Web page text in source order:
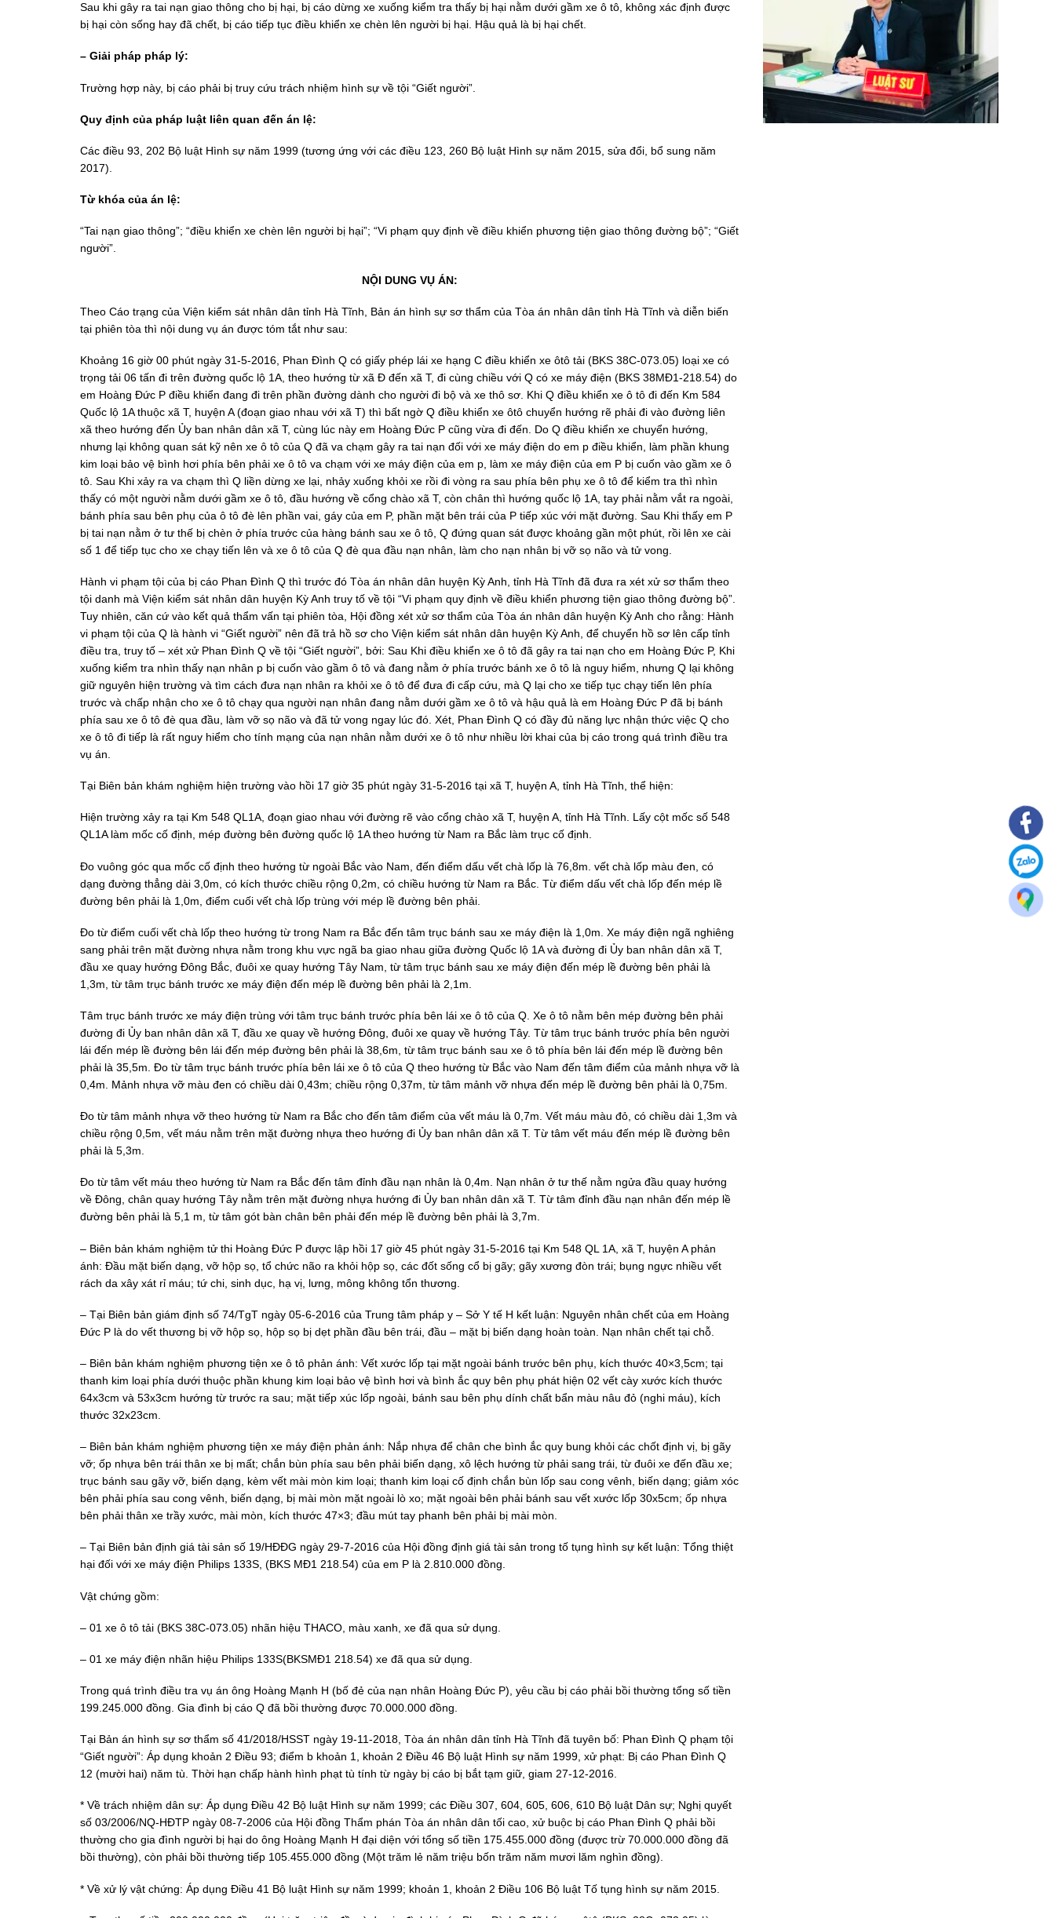
Sau khi gây ra tai nạn giao thông cho bị hại, bị cáo dừng xe xuống kiểm tra thấy bị hại nằm dưới gầm xe ô tô, không xác định được
bị hại còn sống hay đã chết, bị cáo tiếp tục điều khiển xe chèn lên người bị hại. Hậu quả là bị hại chết.
– Giải pháp pháp lý:
Trường hợp này, bị cáo phải bị truy cứu trách nhiệm hình sự về tội “Giết người”.
Quy định của pháp luật liên quan đến án lệ:
Các điều 93, 202 Bộ luật Hình sự năm 1999 (tương ứng với các điều 123, 260 Bộ luật Hình sự năm 2015, sửa đổi, bổ sung năm
2017).
Từ khóa của án lệ:
“Tai nạn giao thông”; “điều khiển xe chèn lên người bị hại”; “Vi phạm quy định về điều khiển phương tiện giao thông đường bộ”; “Giết
người”.
NỘI DUNG VỤ ÁN:
Theo Cáo trạng của Viện kiểm sát nhân dân tỉnh Hà Tĩnh, Bản án hình sự sơ thẩm của Tòa án nhân dân tỉnh Hà Tĩnh và diễn biến
tại phiên tòa thì nội dung vụ án được tóm tắt như sau:
Khoảng 16 giờ 00 phút ngày 31-5-2016, Phan Đình Q có giấy phép lái xe hạng C điều khiển xe ôtô tải (BKS 38C-073.05) loại xe có
trọng tải 06 tấn đi trên đường quốc lộ 1A, theo hướng từ xã Đ đến xã T, đi cùng chiều với Q có xe máy điện (BKS 38MĐ1-218.54) do
em Hoàng Đức P điều khiển đang đi trên phần đường dành cho người đi bộ và xe thô sơ. Khi Q điều khiển xe ô tô đi đến Km 584
Quốc lộ 1A thuộc xã T, huyện A (đoạn giao nhau với xã T) thì bất ngờ Q điều khiển xe ôtô chuyển hướng rẽ phải đi vào đường liên
xã theo hướng đến Ủy ban nhân dân xã T, cùng lúc này em Hoàng Đức P cũng vừa đi đến. Do Q điều khiển xe chuyển hướng,
nhưng lại không quan sát kỹ nên xe ô tô của Q đã va chạm gây ra tai nạn đối với xe máy điện do em p điều khiển, làm phần khung
kim loại bảo vệ bình hơi phía bên phải xe ô tô va chạm với xe máy điện của em p, làm xe máy điện của em P bị cuốn vào gầm xe ô
tô. Sau Khi xảy ra va chạm thì Q liền dừng xe lại, nhảy xuống khỏi xe rồi đi vòng ra sau phía bên phụ xe ô tô để kiểm tra thì nhìn
thấy có một người nằm dưới gầm xe ô tô, đầu hướng về cổng chào xã T, còn chân thì hướng quốc lộ 1A, tay phải nằm vắt ra ngoài,
bánh phía sau bên phụ của ô tô đè lên phần vai, gáy của em P, phần mặt bên trái của P tiếp xúc với mặt đường. Sau Khi thấy em P
bị tai nạn nằm ở tư thế bị chèn ở phía trước của hàng bánh sau xe ô tô, Q đứng quan sát được khoảng gần một phút, rồi lên xe cài
số 1 để tiếp tục cho xe chạy tiến lên và xe ô tô của Q đè qua đầu nạn nhân, làm cho nạn nhân bị vỡ sọ não và tử vong.
Hành vi phạm tội của bị cáo Phan Đình Q thì trước đó Tòa án nhân dân huyện Kỳ Anh, tỉnh Hà Tĩnh đã đưa ra xét xử sơ thẩm theo
tội danh mà Viện kiểm sát nhân dân huyện Kỳ Anh truy tố về tội “Vi phạm quy định về điều khiển phương tiện giao thông đường bộ”.
Tuy nhiên, căn cứ vào kết quả thẩm vấn tại phiên tòa, Hội đồng xét xử sơ thẩm của Tòa án nhân dân huyện Kỳ Anh cho rằng: Hành
vi phạm tội của Q là hành vi “Giết người” nên đã trả hồ sơ cho Viện kiểm sát nhân dân huyện Kỳ Anh, để chuyển hồ sơ lên cấp tỉnh
điều tra, truy tố – xét xử Phan Đình Q về tội “Giết người”, bởi: Sau Khi điều khiển xe ô tô đã gây ra tai nạn cho em Hoàng Đức P, Khi
xuống kiểm tra nhìn thấy nạn nhân p bị cuốn vào gầm ô tô và đang nằm ở phía trước bánh xe ô tô là nguy hiểm, nhưng Q lại không
giữ nguyên hiện trường và tìm cách đưa nạn nhân ra khỏi xe ô tô để đưa đi cấp cứu, mà Q lại cho xe tiếp tục chạy tiến lên phía
trước và chấp nhận cho xe ô tô chạy qua người nạn nhân đang nằm dưới gầm xe ô tô và hậu quả là em Hoàng Đức P đã bị bánh
phía sau xe ô tô đè qua đầu, làm vỡ sọ não và đã tử vong ngay lúc đó. Xét, Phan Đình Q có đầy đủ năng lực nhận thức việc Q cho
xe ô tô đi tiếp là rất nguy hiểm cho tính mạng của nạn nhân nằm dưới xe ô tô như nhiều lời khai của bị cáo trong quá trình điều tra
vụ án.
Tại Biên bản khám nghiệm hiện trường vào hồi 17 giờ 35 phút ngày 31-5-2016 tại xã T, huyện A, tỉnh Hà Tĩnh, thể hiện:
Hiện trường xảy ra tại Km 548 QL1A, đoạn giao nhau với đường rẽ vào cổng chào xã T, huyện A, tỉnh Hà Tĩnh. Lấy cột mốc số 548
QL1A làm mốc cố định, mép đường bên đường quốc lộ 1A theo hướng từ Nam ra Bắc làm trục cố định.
Đo vuông góc qua mốc cố định theo hướng từ ngoài Bắc vào Nam, đến điểm dấu vết chà lốp là 76,8m. vết chà lốp màu đen, có
dạng đường thẳng dài 3,0m, có kích thước chiều rộng 0,2m, có chiều hướng từ Nam ra Bắc. Từ điểm dấu vết chà lốp đến mép lề
đường bên phải là 1,0m, điểm cuối vết chà lốp trùng với mép lề đường bên phải.
Đo từ điểm cuối vết chà lốp theo hướng từ trong Nam ra Bắc đến tâm trục bánh sau xe máy điện là 1,0m. Xe máy điện ngã nghiêng
sang phải trên mặt đường nhựa nằm trong khu vực ngã ba giao nhau giữa đường Quốc lộ 1A và đường đi Ủy ban nhân dân xã T,
đầu xe quay hướng Đông Bắc, đuôi xe quay hướng Tây Nam, từ tâm trục bánh sau xe máy điện đến mép lề đường bên phải là
1,3m, từ tâm trục bánh trước xe máy điện đến mép lề đường bên phải là 2,1m.
Tâm trục bánh trước xe máy điện trùng với tâm trục bánh trước phía bên lái xe ô tô của Q. Xe ô tô nằm bên mép đường bên phải
đường đi Ủy ban nhân dân xã T, đầu xe quay về hướng Đông, đuôi xe quay về hướng Tây. Từ tâm trục bánh trước phía bên người
lái đến mép lề đường bên lái đến mép đường bên phải là 38,6m, từ tâm trục bánh sau xe ô tô phía bên lái đến mép lề đường bên
phải là 35,5m. Đo từ tâm trục bánh trước phía bên lái xe ô tô của Q theo hướng từ Bắc vào Nam đến tâm điểm của mảnh nhựa vỡ là
0,4m. Mảnh nhựa vỡ màu đen có chiều dài 0,43m; chiều rộng 0,37m, từ tâm mảnh vỡ nhựa đến mép lề đường bên phải là 0,75m.
Đo từ tâm mảnh nhựa vỡ theo hướng từ Nam ra Bắc cho đến tâm điểm của vết máu là 0,7m. Vết máu màu đỏ, có chiều dài 1,3m và
chiều rộng 0,5m, vết máu nằm trên mặt đường nhựa theo hướng đi Ủy ban nhân dân xã T. Từ tâm vết máu đến mép lề đường bên
phải là 5,3m.
Đo từ tâm vết máu theo hướng từ Nam ra Bắc đến tâm đỉnh đầu nạn nhân là 0,4m. Nạn nhân ở tư thế nằm ngửa đầu quay hướng
về Đông, chân quay hướng Tây nằm trên mặt đường nhựa hướng đi Ủy ban nhân dân xã T. Từ tâm đỉnh đầu nạn nhân đến mép lề
đường bên phải là 5,1 m, từ tâm gót bàn chân bên phải đến mép lề đường bên phải là 3,7m.
– Biên bản khám nghiệm tử thi Hoàng Đức P được lập hồi 17 giờ 45 phút ngày 31-5-2016 tại Km 548 QL 1A, xã T, huyện A phản
ánh: Đầu mặt biến dạng, vỡ hộp sọ, tổ chức não ra khỏi hộp sọ, các đốt sống cổ bị gãy; gãy xương đòn trái; bụng ngực nhiều vết
rách da xây xát rỉ máu; tứ chi, sinh dục, hạ vị, lưng, mông không tổn thương.
– Tại Biên bản giám định số 74/TgT ngày 05-6-2016 của Trung tâm pháp y – Sở Y tế H kết luận: Nguyên nhân chết của em Hoàng
Đức P là do vết thương bị vỡ hộp sọ, hộp sọ bị dẹt phần đầu bên trái, đầu – mặt bị biến dạng hoàn toàn. Nạn nhân chết tại chỗ.
– Biên bản khám nghiệm phương tiện xe ô tô phản ánh: Vết xước lốp tại mặt ngoài bánh trước bên phụ, kích thước 40×3,5cm; tại
thanh kim loại phía dưới thuộc phần khung kim loại bảo vệ bình hơi và bình ắc quy bên phụ phát hiện 02 vết cày xước kích thước
64x3cm và 53x3cm hướng từ trước ra sau; mặt tiếp xúc lốp ngoài, bánh sau bên phụ dính chất bẩn màu nâu đỏ (nghi máu), kích
thước 32x23cm.
– Biên bản khám nghiệm phương tiện xe máy điện phản ánh: Nắp nhựa để chân che bình ắc quy bung khỏi các chốt định vị, bị gãy
vỡ; ốp nhựa bên trái thân xe bị mất; chắn bùn phía sau bên phải biến dạng, xô lệch hướng từ phải sang trái, từ đuôi xe đến đầu xe;
trục bánh sau gãy vỡ, biến dạng, kèm vết mài mòn kim loại; thanh kim loại cố định chắn bùn lốp sau cong vênh, biến dạng; giảm xóc
bên phải phía sau cong vênh, biến dạng, bị mài mòn mặt ngoài lò xo; mặt ngoài bên phải bánh sau vết xước lốp 30x5cm; ốp nhựa
bên phải thân xe trầy xước, mài mòn, kích thước 47×3; đầu mút tay phanh bên phải bị mài mòn.
– Tại Biên bản định giá tài sản số 19/HĐĐG ngày 29-7-2016 của Hội đồng định giá tài sản trong tố tụng hình sự kết luận: Tổng thiệt
hại đối với xe máy điện Philips 133S, (BKS MĐ1 218.54) của em P là 2.810.000 đồng.
Vật chứng gồm:
– 01 xe ô tô tải (BKS 38C-073.05) nhãn hiệu THACO, màu xanh, xe đã qua sử dụng.
– 01 xe máy điện nhãn hiệu Philips 133S(BKSMĐ1 218.54) xe đã qua sử dụng.
Trong quá trình điều tra vụ án ông Hoàng Mạnh H (bố đẻ của nạn nhân Hoàng Đức P), yêu cầu bị cáo phải bồi thường tổng số tiền
199.245.000 đồng. Gia đình bị cáo Q đã bồi thường được 70.000.000 đồng.
Tại Bản án hình sự sơ thẩm số 41/2018/HSST ngày 19-11-2018, Tòa án nhân dân tỉnh Hà Tĩnh đã tuyên bố: Phan Đình Q phạm tội
“Giết người”: Áp dụng khoản 2 Điều 93; điểm b khoản 1, khoản 2 Điều 46 Bộ luật Hình sự năm 1999, xử phạt: Bị cáo Phan Đình Q
12 (mười hai) năm tù. Thời hạn chấp hành hình phạt tù tính từ ngày bị cáo bị bắt tạm giữ, giam 27-12-2016.
* Về trách nhiệm dân sự: Áp dụng Điều 42 Bộ luật Hình sự năm 1999; các Điều 307, 604, 605, 606, 610 Bộ luật Dân sự; Nghị quyết
số 03/2006/NQ-HĐTP ngày 08-7-2006 của Hội đồng Thẩm phán Tòa án nhân dân tối cao, xử buộc bị cáo Phan Đình Q phải bồi
thường cho gia đình người bị hại do ông Hoàng Mạnh H đại diện với tổng số tiền 175.455.000 đồng (được trừ 70.000.000 đồng đã
bồi thường), còn phải bồi thường tiếp 105.455.000 đồng (Một trăm lẻ năm triệu bốn trăm năm mươi lăm nghìn đồng).
* Về xử lý vật chứng: Áp dụng Điều 41 Bộ luật Hình sự năm 1999; khoản 1, khoản 2 Điều 106 Bộ luật Tố tụng hình sự năm 2015.